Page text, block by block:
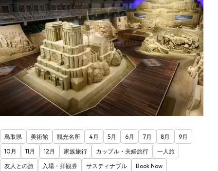
鳥取県 美術館 観光名所 4月 5月 6月 7月 8月
9月
10月
11月 12月 家族旅行 カップル・夫婦旅行
一人旅
友人との旅
入場・拝観券 サスティナブル Book Now